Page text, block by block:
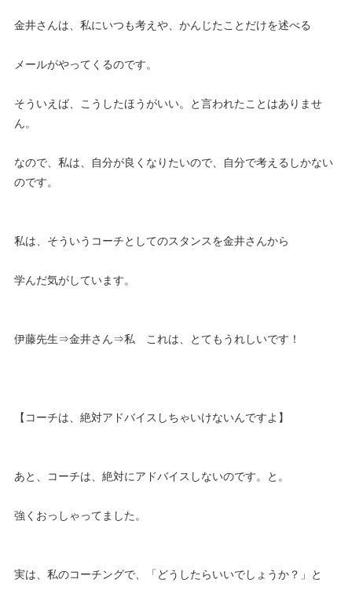
金井さんは、私にいつも考えや、かんじたことだけを述べる
メールがやってくるのです。
そういえば、こうしたほうがいい。と言われたことはありませ
ん。
なので、私は、自分が良くなりたいので、自分で考えるしかない
のです。
私は、そういうコーチとしてのスタンスを金井さんから
学んだ気がしています。
伊藤先生⇒金井さん⇒私 これは、とてもうれしいです！
【コーチは、絶対アドバイスしちゃいけないんですよ】
あと、コーチは、絶対にアドバイスしないのです。と。
強くおっしゃってました。
実は、私のコーチングで、「どうしたらいいでしょうか？」と